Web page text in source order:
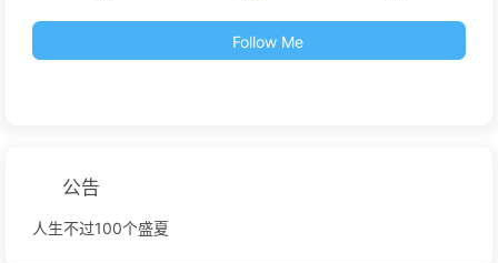
Follow Me
公告
人生不过100个盛夏